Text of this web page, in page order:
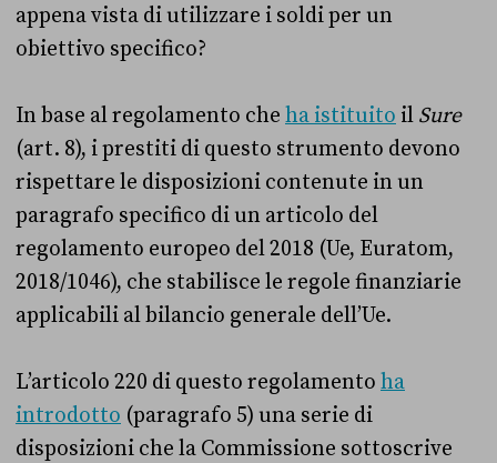
appena vista di utilizzare i soldi per un
obiettivo specifico?
In base al regolamento che ha istituito il Sure
(art. 8), i prestiti di questo strumento devono
rispettare le disposizioni contenute in un
paragrafo specifico di un articolo del
regolamento europeo del 2018 (Ue, Euratom,
2018/1046), che stabilisce le regole finanziarie
applicabili al bilancio generale dell’Ue.
L’articolo 220 di questo regolamento ha
introdotto (paragrafo 5) una serie di
disposizioni che la Commissione sottoscrive